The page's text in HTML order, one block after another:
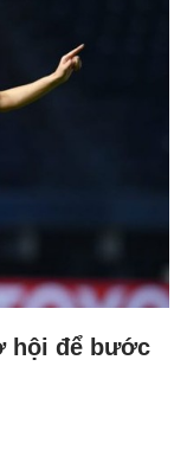
hội để bước